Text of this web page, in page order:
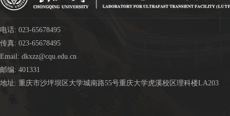
电话: 023-65678495
传真: 023-65678495
Email: dkxzz@cqu.edu.cn
邮编: 401331
地址: 重庆市沙坪坝区大学城南路55号重庆大学虎溪校区理科楼LA203